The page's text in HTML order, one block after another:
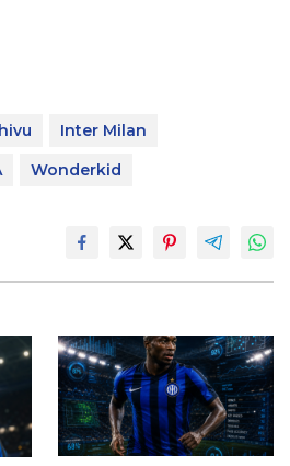
Inter Milan
Wonderkid